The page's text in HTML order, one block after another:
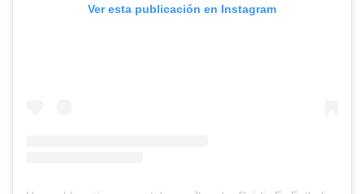
Ver esta publicación en Instagram